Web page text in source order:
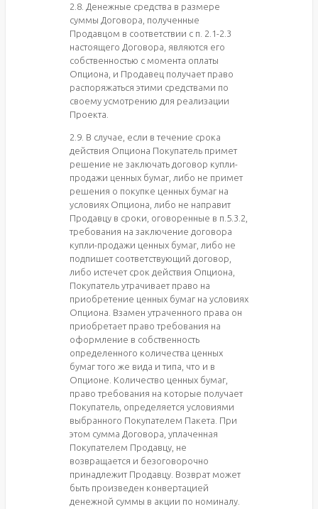
2.8. Денежные средства в размере
суммы Договора, полученные
Продавцом в соответствии с п. 2.1-2.3
настоящего Договора, являются его
собственностью с момента оплаты
Опциона, и Продавец получает право
распоряжаться этими средствами по
своему усмотрению для реализации
Проекта.
2.9. В случае, если в течение срока
действия Опциона Покупатель примет
решение не заключать договор купли-
продажи ценных бумаг, либо не примет
решения о покупке ценных бумаг на
условиях Опциона, либо не направит
Продавцу в сроки, оговоренные в п.5.3.2,
требования на заключение договора
купли-продажи ценных бумаг, либо не
подпишет соответствующий договор,
либо истечет срок действия Опциона,
Покупатель утрачивает право на
приобретение ценных бумаг на условиях
Опциона. Взамен утраченного права он
приобретает право требования на
оформление в собственность
определенного количества ценных
бумаг того же вида и типа, что и в
Опционе. Количество ценных бумаг,
право требования на которые получает
Покупатель, определяется условиями
выбранного Покупателем Пакета. При
этом сумма Договора, уплаченная
Покупателем Продавцу, не
возвращается и безоговорочно
принадлежит Продавцу. Возврат может
быть произведен конвертацией
денежной суммы в акции по номиналу.